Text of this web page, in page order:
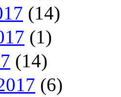
(14)
(1)
(14)
(6)